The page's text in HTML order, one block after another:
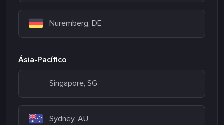
Nuremberg, DE
Ásia-Pacífico
Singapore, SG
Sydney, AU